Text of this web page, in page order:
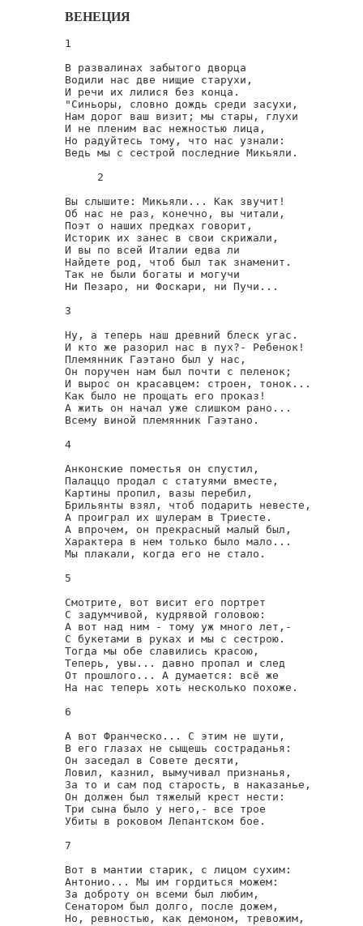
ВЕНЕЦИЯ
1
В развалинах забытого дворца
Водили нас две нищие старухи,
И речи их лилися без конца.
"Синьоры, словно дождь среди засухи,
Нам дорог ваш визит; мы стары, глухи
И не пленим вас нежностью лица,
Но радуйтесь тому, что нас узнали:
Ведь мы с сестрой последние Микьяли.
     2
Вы слышите: Микьяли... Как звучит!
Об нас не раз, конечно, вы читали,
Поэт о наших предках говорит,
Историк их занес в свои скрижали,
И вы по всей Италии едва ли
Найдете род, чтоб был так знаменит.
Так не были богаты и могучи
Ни Пезаро, ни Фоскари, ни Пучи...
3
Ну, а теперь наш древний блеск угас.
И кто же разорил нас в пух?- Ребенок!
Племянник Гаэтано был у нас,
Он поручен нам был почти с пеленок;
И вырос он красавцем: строен, тонок...
Как было не прощать его проказ!
А жить он начал уже слишком рано...
Всему виной племянник Гаэтано.
4
Анконские поместья он спустил,
Палаццо продал с статуями вместе,
Картины пропил, вазы перебил,
Брильянты взял, чтоб подарить невесте,
А проиграл их шулерам в Триесте.
А впрочем, он прекрасный малый был,
Характера в нем только было мало...
Мы плакали, когда его не стало.
5
Смотрите, вот висит его портрет
С задумчивой, кудрявой головою:
А вот над ним - тому уж много лет,-
С букетами в руках и мы с сестрою.
Тогда мы обе славились красою,
Теперь, увы... давно пропал и след
От прошлого... А думается: всё же
На нас теперь хоть несколько похоже.
6
А вот Франческо... С этим не шути,
В его глазах не сыщешь состраданья:
Он заседал в Совете десяти,
Ловил, казнил, вымучивал признанья,
За то и сам под старость, в наказанье,
Он должен был тяжелый крест нести:
Три сына было у него,- все трое
Убиты в роковом Лепантском бое.
7
Вот в мантии старик, с лицом сухим:
Антонио... Мы им гордиться можем:
За доброту он всеми был любим,
Сенатором был долго, после дожем,
Но, ревностью, как демоном, тревожим,